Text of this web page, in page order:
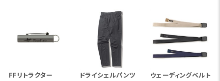
FFリトラクター
ドライシェルパンツ
ウェーディングベルト